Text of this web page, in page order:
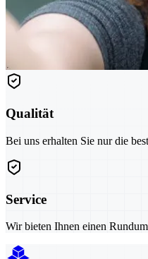
Qualität
Bei uns erhalten Sie nur die
Service
Wir bieten Ihnen einen